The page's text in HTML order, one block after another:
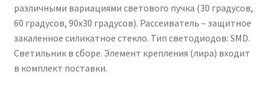
различными вариациями светового пучка (30 градусов,
60 градусов, 90х30 градусов). Рассеиватель – защитное
закаленное силикатное стекло. Тип светодиодов: SMD.
Светильник в сборе. Элемент крепления (лира) входит
в комплект поставки.